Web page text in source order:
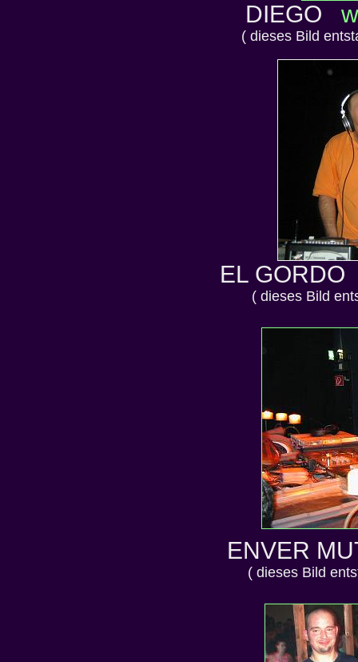
DIEGO
( dieses Bild
EL
( dieses Bild
ENVER
( dieses Bild